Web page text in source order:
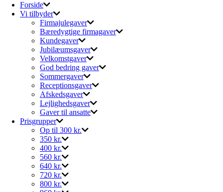
Forside
Vi tilbyder
Firmajulegaver
Bæredygtige firmagaver
Kundegaver
Jubilæumsgaver
Velkomstgaver
God bedring gaver
Sommergaver
Receptionsgaver
Afskedsgaver
Lejlighedsgaver
Gaver til ansatte
Prisgrupper
Op til 300 kr.
350 kr.
400 kr.
560 kr.
640 kr.
720 kr.
800 kr.